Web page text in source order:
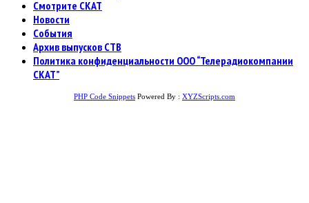
Смотрите СКАТ
Новости
События
Архив выпусков СТВ
Политика конфиденциальности ООО “Телерадиокомпании
СКАТ”
PHP Code Snippets Powered By : XYZScripts.com